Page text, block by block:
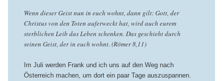
Wenn dieser Geist nun in euch wohnt, dann gilt: Gott, der
Christus von den Toten auferweckt hat, wird auch eurem
sterblichen Leib das Leben schenken. Das geschieht durch
seinen Geist, der in euch wohnt. (Römer 8,11)
Im Juli werden Frank und ich uns auf den Weg nach
Österreich machen, um dort ein paar Tage auszuspannen.